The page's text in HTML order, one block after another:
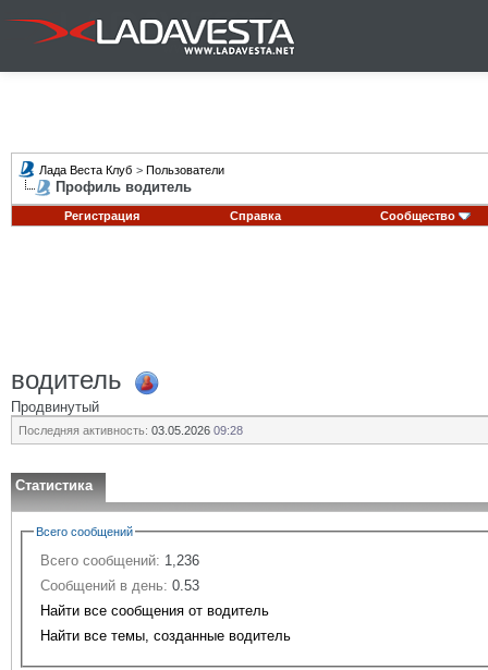
Лада Веста Клуб > Пользователи
Профиль водитель
Регистрация Справка Сообщество
водитель
Продвинутый
Последняя активность: 03.05.2026 09:28
Статистика
Всего сообщений
Всего сообщений: 1,236
Сообщений в день: 0.53
Найти все сообщения от водитель
Найти все темы, созданные водитель